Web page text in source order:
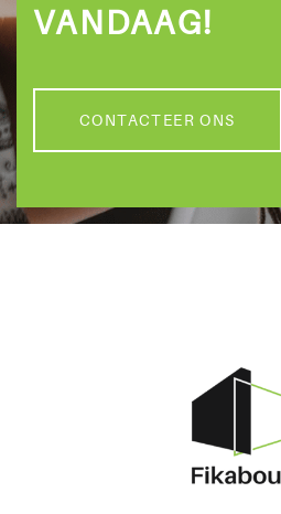
VANDAAG!
CONTACTEER ONS